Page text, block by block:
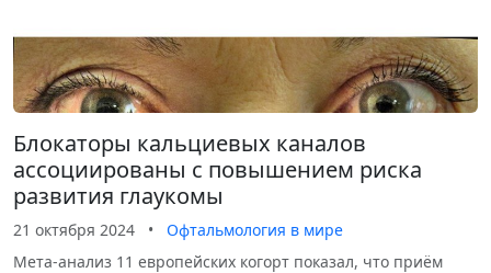
Блокаторы кальциевых каналов
ассоциированы с повышением риска
развития глаукомы
21 октября 2024 •
Офтальмология в мире
Мета-анализ 11 европейских когорт показал, что приём